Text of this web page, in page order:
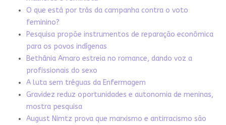
O que está por trás da campanha contra o voto
feminino?
Pesquisa propõe instrumentos de reparação econômica
para os povos indígenas
Bethânia Amaro estreia no romance, dando voz a
profissionais do sexo
A luta sem tréguas da Enfermagem
Gravidez reduz oportunidades e autonomia de meninas,
mostra pesquisa
August Nimtz prova que marxismo e antirracismo são